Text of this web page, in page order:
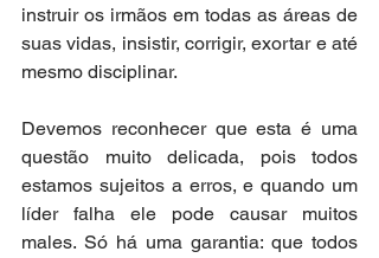
instruir os irmãos em todas as áreas de
suas vidas, insistir, corrigir, exortar e até
mesmo disciplinar.
Devemos reconhecer que esta é uma
questão muito delicada, pois todos
estamos sujeitos a erros, e quando um
líder falha ele pode causar muitos
males. Só há uma garantia: que todos